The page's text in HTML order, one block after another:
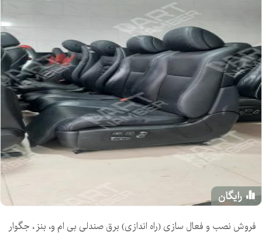
رایگان
فروش نصب و فعال سازی (راه اندازی) برق صندلی بی ام و، بنز ، جگوار